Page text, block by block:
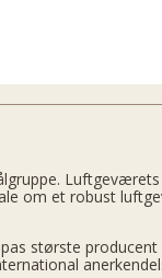
om et robust
største